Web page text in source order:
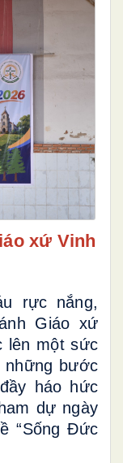
xứ Vinh
rực nắng,
Giáo xứ
lên một sức
những bước
háo hức
dự ngày
“Sống Đức